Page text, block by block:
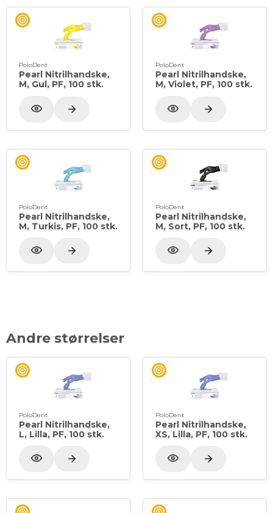
PoloDent
Pearl Nitrilhandske,
M, Gul, PF, 100 stk.
PoloDent
Pearl Nitrilhandske,
M, Violet, PF, 100 stk.
PoloDent
Pearl Nitrilhandske,
M, Turkis, PF, 100 stk.
PoloDent
Pearl Nitrilhandske,
M, Sort, PF, 100 stk.
Andre størrelser
PoloDent
Pearl Nitrilhandske,
L, Lilla, PF, 100 stk.
PoloDent
Pearl Nitrilhandske,
XS, Lilla, PF, 100 stk.